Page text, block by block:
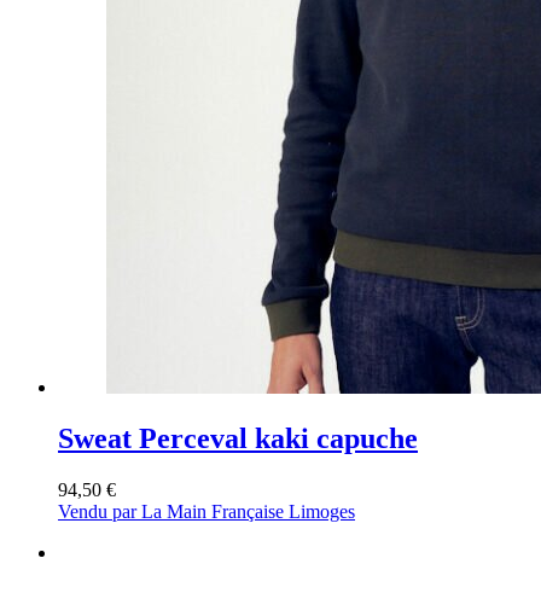
Sweat Perceval kaki capuche
94,50 €
Vendu par La Main Française Limoges